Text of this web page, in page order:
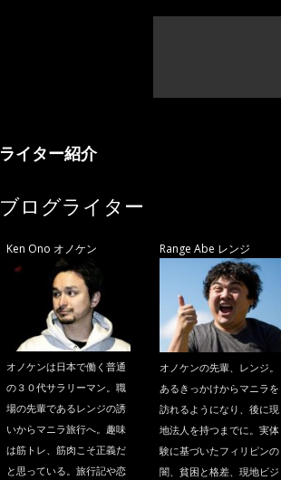
ライター紹介
ブログライター
Ken Ono オノケン
オノケンは日本で働く普通
の３０代サラリーマン。職
場の先輩であるレンジの誘
いからマニラ旅行へ。趣味
は筋トレ、筋肉こそ正義だ
と思っている。旅行記や恋
Range Abe レンジ
オノケンの先輩、レンジ。
あるきっかけからマニラを
訪れるようになり、後に現
地法人を持つまでに。実体
験に基づいたフィリピンの
闇、貧困と格差、現地ビジ